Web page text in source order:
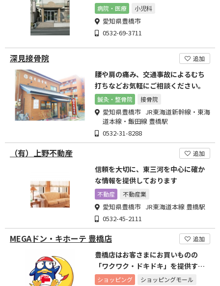
病院・医療 小児科
愛知県豊橋市
0532-69-3711
深見接骨院 追加
腰や肩の痛み、交通事故によるむち
打ちなどお気軽にご相談ください。
鍼灸・整骨院 接骨院
愛知県豊橋市 JR東海道新幹線・東海
道本線・飯田線 豊橋駅
0532-31-8288
（有）上野不動産 追加
信頼を大切に、東三河を中心に確か
な情報を提供しております
不動産 不動産業
愛知県豊橋市 JR東海道本線 豊橋駅
0532-45-2111
MEGAドン・キホーテ 豊橋店 追加
豊橋店はお客さまにお買いものの
「ワクワク・ドキドキ」を提供する
店舗空間の創造に努めます。
ショッピング ショッピングモール